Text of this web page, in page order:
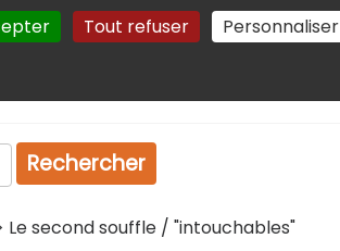
Tout refuser Personnaliser
Plan du site Gestion des cookies
Rechercher
Le second souffle / "intouchables"